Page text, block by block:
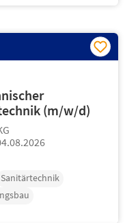
(m/w/d)
Sanitärtechnik